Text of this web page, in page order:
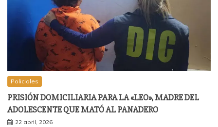
Policiales
PRISIÓN DOMICILIARIA PARA LA «LEO», MADRE DEL
ADOLESCENTE QUE MATÓ AL PANADERO
22 abril, 2026